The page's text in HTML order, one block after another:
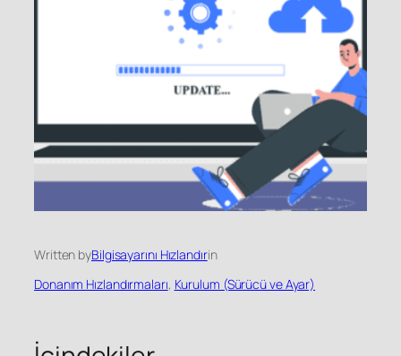
Written byBilgisayarını Hızlandırin
Donanım Hızlandırmaları, Kurulum (Sürücü ve Ayar)